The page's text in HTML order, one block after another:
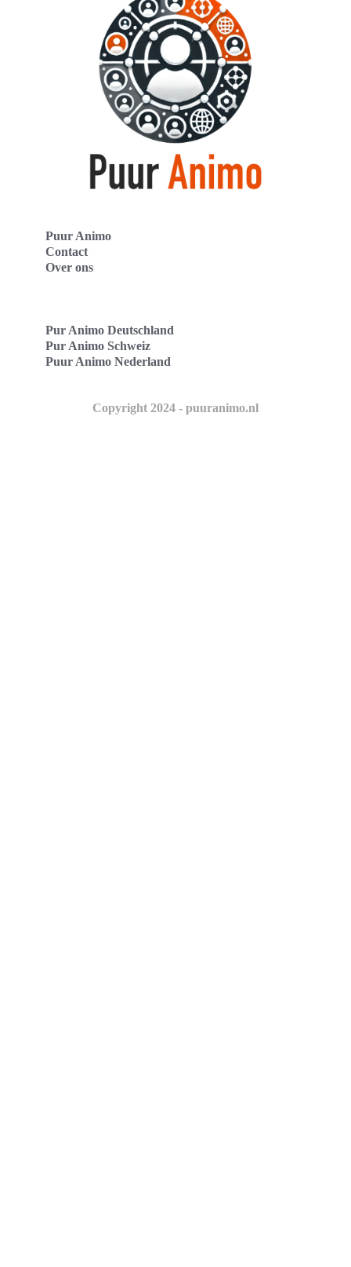
Puur Animo
Contact
Over ons
Pur Animo Deutschland
Pur Animo Schweiz
Puur Animo Nederland
Copyright 2024 - puuranimo.nl